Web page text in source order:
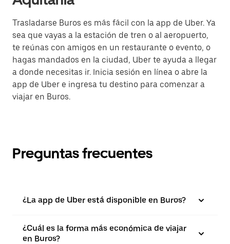
Trasladarse Buros es más fácil con la app de Uber. Ya
sea que vayas a la estación de tren o al aeropuerto,
te reúnas con amigos en un restaurante o evento, o
hagas mandados en la ciudad, Uber te ayuda a llegar
a donde necesitas ir. Inicia sesión en línea o abre la
app de Uber e ingresa tu destino para comenzar a
viajar en Buros.
Preguntas frecuentes
¿La app de Uber está disponible en Buros?
¿Cuál es la forma más económica de viajar
en Buros?